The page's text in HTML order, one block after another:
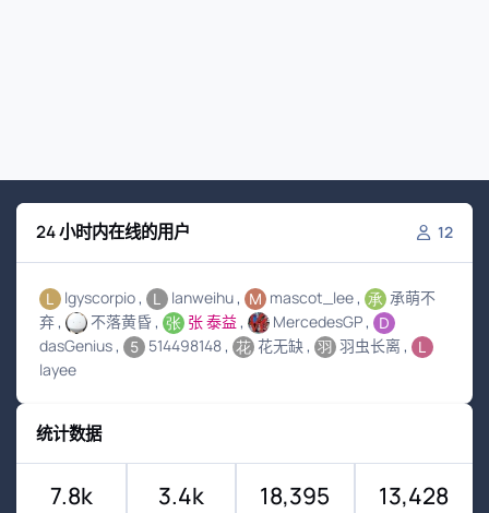
24 小时内在线的用户 12
lgyscorpio lanweihu mascot_lee
承萌不
弃
不落黄昏 张 泰益
MercedesGP
dasGenius
514498148 花无缺
羽虫长离
layee
统计数据
7.8k 3.4k 18,395 13,428